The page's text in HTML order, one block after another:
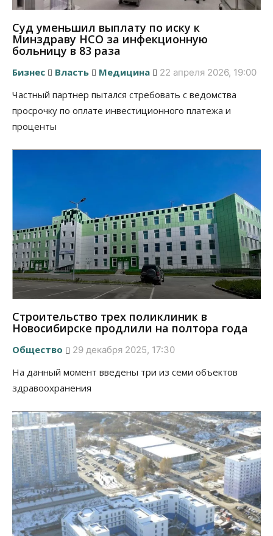
Суд уменьшил выплату по иску к
Минздраву НСО за инфекционную
больницу в 83 раза
Бизнес Власть Медицина 22 апреля 2026, 19:00
Частный партнер пытался стребовать с ведомства
просрочку по оплате инвестиционного платежа и
проценты
Строительство трех поликлиник в
Новосибирске продлили на полтора года
Общество 29 декабря 2025, 17:30
На данный момент введены три из семи объектов
здравоохранения